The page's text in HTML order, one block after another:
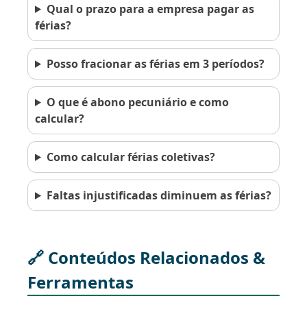
Qual o prazo para a empresa pagar as
férias?
Posso fracionar as férias em 3 períodos?
O que é abono pecuniário e como
calcular?
Como calcular férias coletivas?
Faltas injustificadas diminuem as férias?
🔗 Conteúdos Relacionados &
Ferramentas